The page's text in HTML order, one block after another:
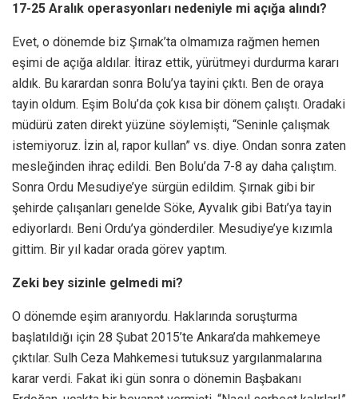
17-25 Aralık operasyonları nedeniyle mi açığa alındı?
Evet, o dönemde biz Şırnak’ta olmamıza rağmen hemen
eşimi de açığa aldılar. İtiraz ettik, yürütmeyi durdurma kararı
aldık. Bu karardan sonra Bolu’ya tayini çıktı. Ben de oraya
tayin oldum. Eşim Bolu’da çok kısa bir dönem çalıştı. Oradaki
müdürü zaten direkt yüzüne söylemişti, “Seninle çalışmak
istemiyoruz. İzin al, rapor kullan” vs. diye. Ondan sonra zaten
mesleğinden ihraç edildi. Ben Bolu’da 7-8 ay daha çalıştım.
Sonra Ordu Mesudiye’ye sürgün edildim. Şırnak gibi bir
şehirde çalışanları genelde Söke, Ayvalık gibi Batı’ya tayin
ediyorlardı. Beni Ordu’ya gönderdiler. Mesudiye’ye kızımla
gittim. Bir yıl kadar orada görev yaptım.
Zeki bey sizinle gelmedi mi?
O dönemde eşim aranıyordu. Haklarında soruşturma
başlatıldığı için 28 Şubat 2015’te Ankara’da mahkemeye
çıktılar. Sulh Ceza Mahkemesi tutuksuz yargılanmalarına
karar verdi. Fakat iki gün sonra o dönemin Başbakanı